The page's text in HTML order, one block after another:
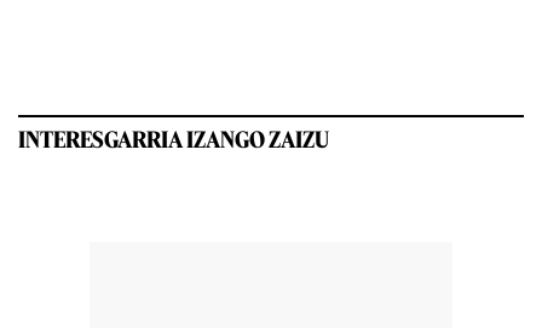
INTERESGARRIA IZANGO ZAIZU